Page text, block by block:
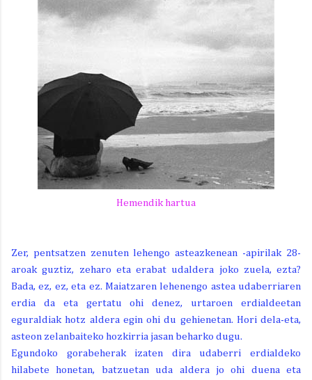
Hemendik hartua
Zer, pentsatzen zenuten lehengo asteazkenean -apirilak 28-
aroak guztiz, zeharo eta erabat udaldera joko zuela, ezta?
Bada, ez, ez, eta ez. Maiatzaren lehenengo astea udaberriaren
erdia da eta gertatu ohi denez, urtaroen erdialdeetan
eguraldiak hotz aldera egin ohi du gehienetan. Hori dela-eta,
asteon zelanbaiteko hozkirria jasan beharko dugu.
Egundoko gorabeherak izaten dira udaberri erdialdeko
hilabete honetan, batzuetan uda aldera jo ohi duena eta